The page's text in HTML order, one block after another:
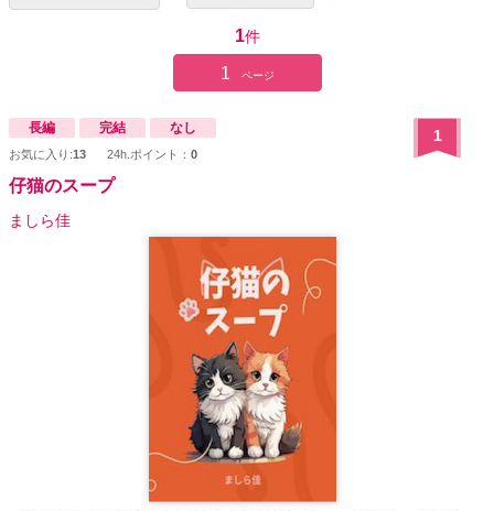
1件
1 ページ
長編 完結 なし
お気に入り:13 24h.ポイント： 0
1
仔猫のスープ
ましら佳